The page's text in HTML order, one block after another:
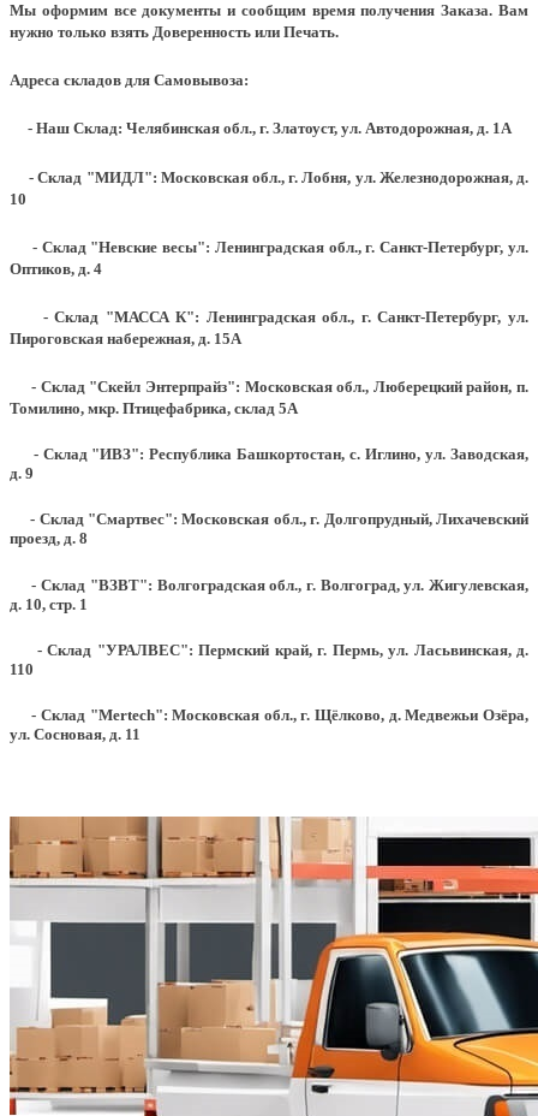
Мы оформим все документы и сообщим время получения Заказа. Вам
нужно только взять Доверенность или Печать.
Адреса складов для Самовывоза:
- Наш Склад: Челябинская обл., г. Златоуст, ул. Автодорожная, д. 1А
- Склад "МИДЛ": Московская обл., г. Лобня, ул. Железнодорожная, д.
10
- Склад "Невские весы": Ленинградская обл., г. Санкт-Петербург, ул.
Оптиков, д. 4
- Склад "МАССА К": Ленинградская обл., г. Санкт-Петербург, ул.
Пироговская набережная, д. 15А
- Склад "Скейл Энтерпрайз": Московская обл., Люберецкий район, п.
Томилино, мкр. Птицефабрика, склад 5А
- Склад "ИВЗ": Республика Башкортостан, с. Иглино, ул. Заводская,
д. 9
- Склад "Смартвес":Московская обл., г. Долгопрудный, Лихачевский
проезд, д. 8
- Склад "ВЗВТ": Волгоградская обл., г. Волгоград, ул. Жигулевская,
д. 10, стр. 1
- Склад "УРАЛВЕС": Пермский край, г. Пермь, ул. Ласьвинская, д.
110
- Склад "Mertech": Московская обл., г. Щёлково, д. Медвежьи Озёра,
ул. Сосновая, д. 11